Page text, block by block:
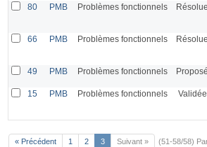
80 PMB Problèmes fonctionnels Résolue
66 PMB Problèmes fonctionnels Résolue
49 PMB Problèmes fonctionnels Proposé
15 PMB Problèmes fonctionnels Validée
« Précédent 1 2 3 Suivant » (51-58/58)